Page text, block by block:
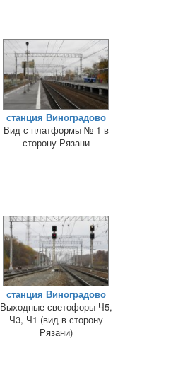
станция Виноградово
Вид с платформы № 1 в
сторону Рязани
станция Виноградово
Выходные светофоры Ч5,
Ч3, Ч1 (вид в сторону
Рязани)